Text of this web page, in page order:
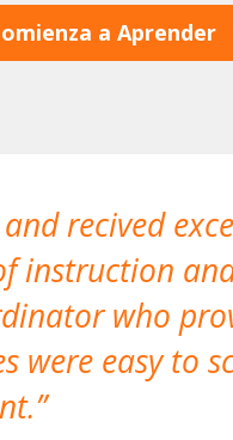
a Aprender
recived
instruction
who
were easy to